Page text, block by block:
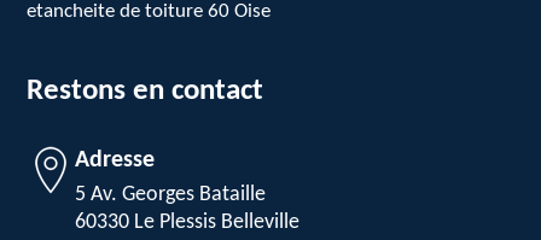
etancheite de toiture 60 Oise
Restons en contact
Adresse
5 Av. Georges Bataille
60330 Le Plessis Belleville